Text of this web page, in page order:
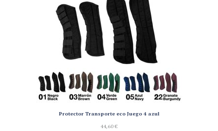
Protector Transporte eco Juego 4 azul
44,60€